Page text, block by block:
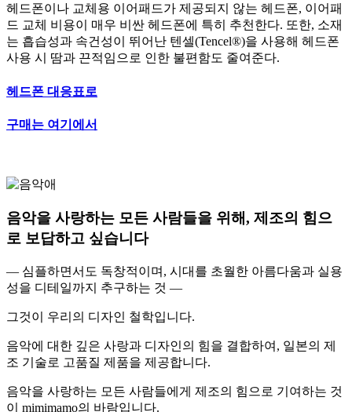
헤드폰이나 교체용 이어패드가 제공되지 않는 헤드폰, 이어패
드 교체 비용이 매우 비싼 헤드폰에 특히 추천한다. 또한, 소재
는 흡습성과 속건성이 뛰어난 텐셀(Tencel®)을 사용해 헤드폰
사용 시 땀과 끈적임으로 인한 불편함도 줄여준다.
헤드폰 대응표로
구매는 여기에서
음악을 사랑하는 모든 사람들을 위해, 제조의 힘으
로 보답하고 싶습니다
— 심플하면서도 독창적이며, 시대를 초월한 아름다움과 실용
성을 디테일까지 추구하는 것 —
그것이 우리의 디자인 철학입니다.
음악에 대한 깊은 사랑과 디자인의 힘을 결합하여, 일본의 제
조 기술로 고품질 제품을 제공합니다.
음악을 사랑하는 모든 사람들에게 제조의 힘으로 기여하는 것
이 mimimamo의 바람입니다.